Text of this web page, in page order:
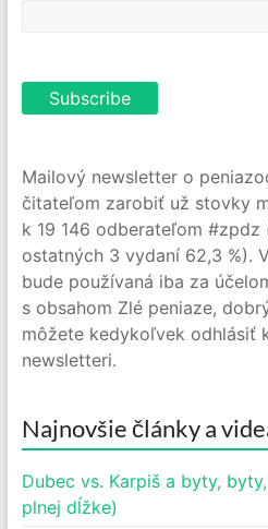
Mailový newsletter o
čitateľom zarobiť už stovky
k 19 146 odberateľom #zpdz
ostatných 3 vydaní 62,3 %).
bude používaná iba za
s obsahom Zlé peniaze,
môžete kedykoľvek odhlásiť
newsletteri.
Najnovšie články a
Dubec vs. Karpiš a byty,
plnej dĺžke)